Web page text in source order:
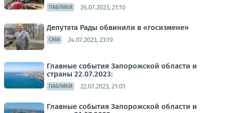
ПАБЛИКИ 26.07.2023, 21:10
Депутата Рады обвинили в «госизмене»
СМИ 24.07.2023, 23:19
Главные события Запорожской области и
страны 22.07.2023:
ПАБЛИКИ 22.07.2023, 21:01
Главные события Запорожской области и